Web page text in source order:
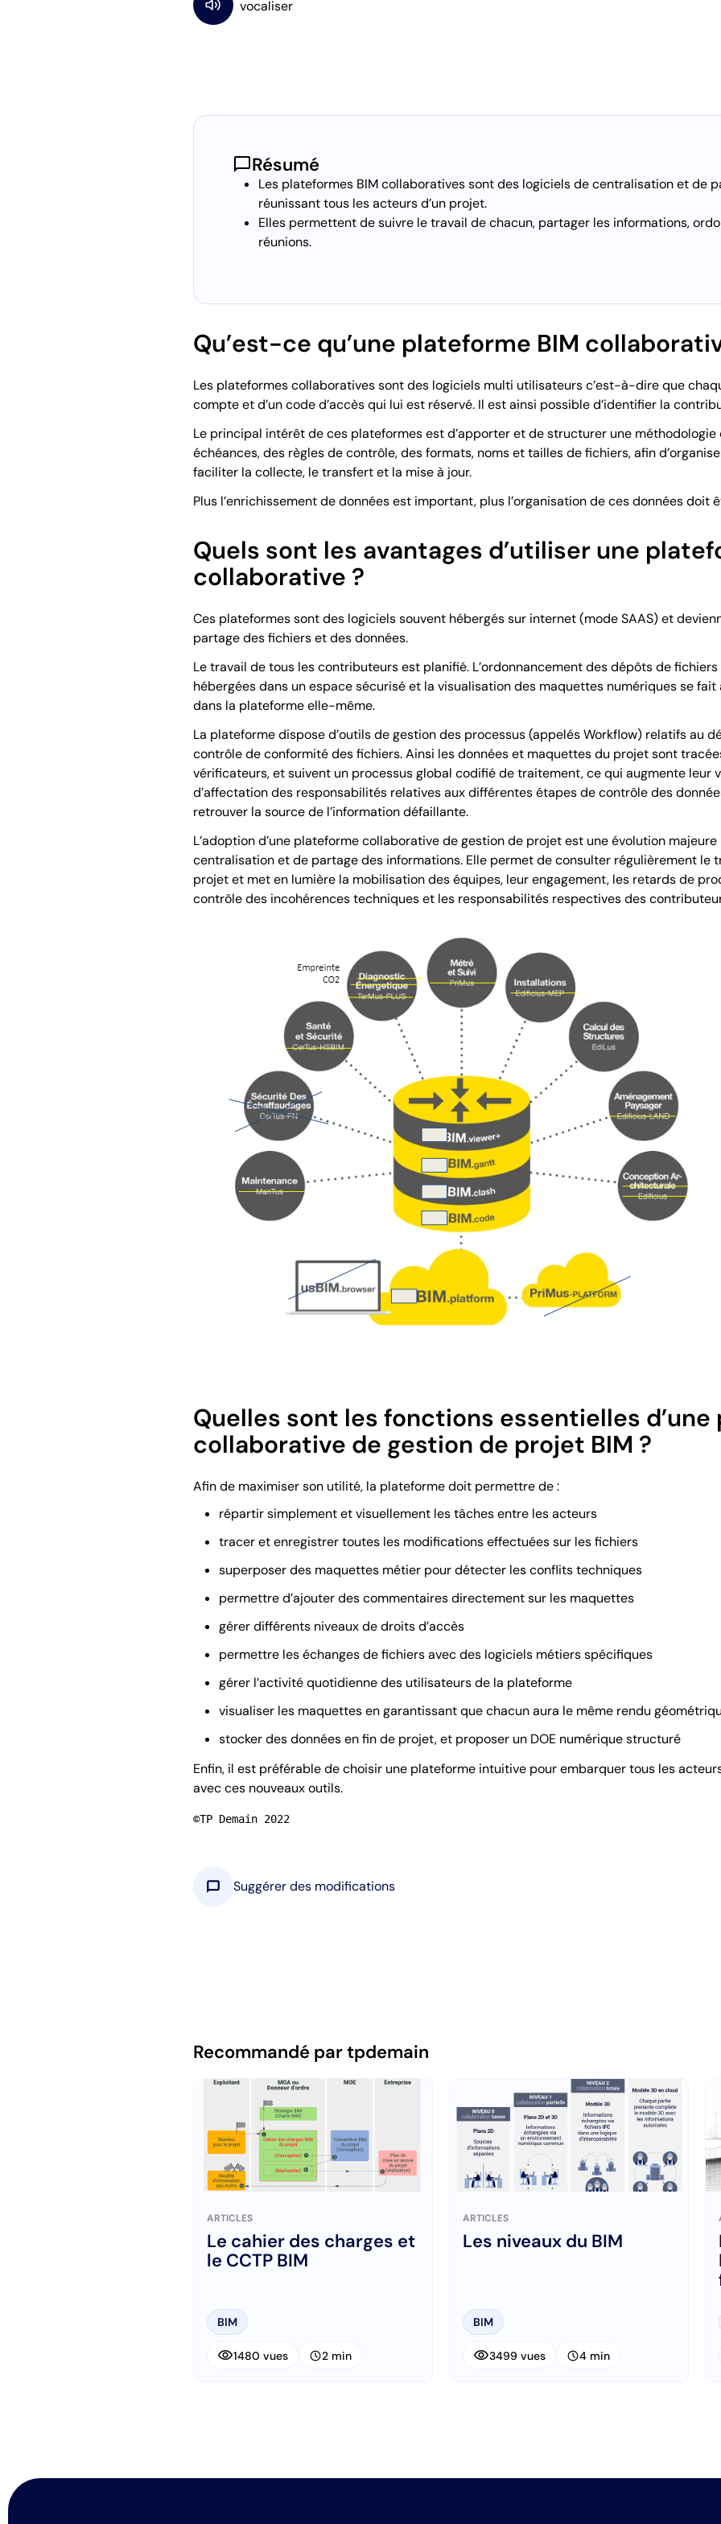
chat_bubbleRésumé
Les plateformes BIM collaboratives sont des logiciels de centralisation et de
réunissant tous les acteurs d’un projet.
Elles permettent de suivre le travail de chacun, partager les informations,
réunions.
Qu’est-ce qu’une plateforme BIM
Les plateformes collaboratives sont des logiciels multi utilisateurs c’est-à-dire que
compte et d’un code d’accès qui lui est réservé. Il est ainsi possible d’identifier la
Le principal intérêt de ces plateformes est d’apporter et de structurer une méthodologie
échéances, des règles de contrôle, des formats, noms et tailles de fichiers, afin
faciliter la collecte, le transfert et la mise à jour.
Plus l’enrichissement de données est important, plus l’organisation de ces données doit
Quels sont les avantages d’utiliser une
collaborative ?
Ces plateformes sont des logiciels souvent hébergés sur internet (mode SAAS) et
partage des fichiers et des données.
Le travail de tous les contributeurs est planifié. L’ordonnancement des dépôts de
hébergées dans un espace sécurisé et la visualisation des maquettes numériques se fait
dans la plateforme elle-même.
La plateforme dispose d’outils de gestion des processus (appelés Workflow) relatifs au
contrôle de conformité des fichiers. Ainsi les données et maquettes du projet sont
vérificateurs, et suivent un processus global codifié de traitement, ce qui augmente leur
d’affectation des responsabilités relatives aux différentes étapes de contrôle des
retrouver la source de l’information défaillante.
L’adoption d’une plateforme collaborative de gestion de projet est une évolution
centralisation et de partage des informations. Elle permet de consulter régulièrement le
projet et met en lumière la mobilisation des équipes, leur engagement, les retards de
contrôle des incohérences techniques et les responsabilités respectives des
Quelles sont les fonctions essentielles
collaborative de gestion de projet BIM ?
Afin de maximiser son utilité, la plateforme doit permettre de :
répartir simplement et visuellement les tâches entre les acteurs
tracer et enregistrer toutes les modifications effectuées sur les fichiers
superposer des maquettes métier pour détecter les conflits techniques
permettre d’ajouter des commentaires directement sur les maquettes
gérer différents niveaux de droits d’accès
permettre les échanges de fichiers avec des logiciels métiers spécifiques
gérer l’activité quotidienne des utilisateurs de la plateforme
visualiser les maquettes en garantissant que chacun aura le même rendu
stocker des données en fin de projet, et proposer un DOE numérique structuré
Enfin, il est préférable de choisir une plateforme intuitive pour embarquer tous les
avec ces nouveaux outils.
©TP Demain 2022
chat_bubble Suggérer des modifications
Recommandé par tpdemain
ARTICLES
Le cahier des charges et
le CCTP BIM
BIM
visibility1480 vues schedule2 min
ARTICLES
Les niveaux du BIM
BIM
visibility3499 vues schedule4 min